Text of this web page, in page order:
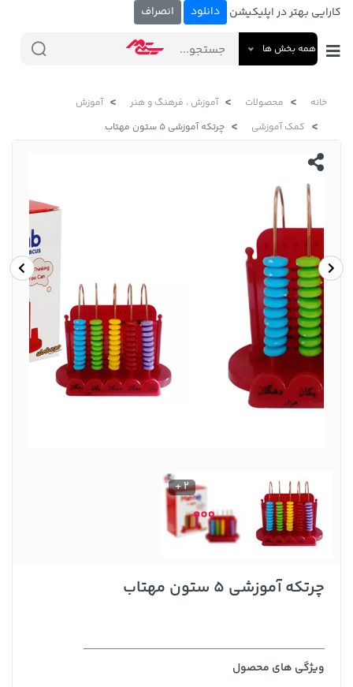
کارایی بهتر در اپلیکیشن دانلود انصراف
همه بخش ها
خانه محصولات آموزش ، فرهنگ و هنر
آموزش
کمک آموزشی
چرتکه آموزشی 5 ستون مهتاب
2 +
چرتکه آموزشی 5 ستون مهتاب
ویژگی های محصول